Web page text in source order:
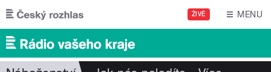
Přejít k hlavnímu obsahu
ŽIVĚ MENU